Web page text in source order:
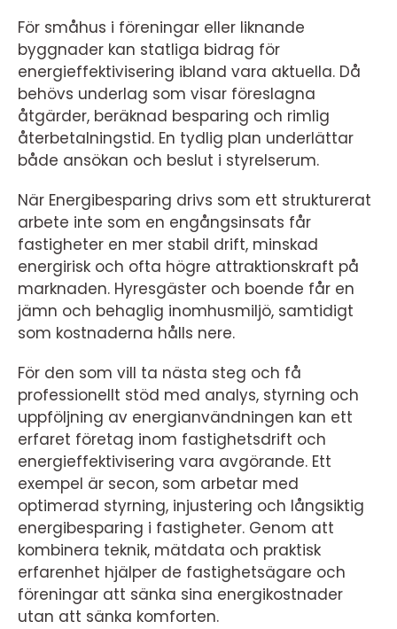
För småhus i föreningar eller liknande
byggnader kan statliga bidrag för
energieffektivisering ibland vara aktuella. Då
behövs underlag som visar föreslagna
åtgärder, beräknad besparing och rimlig
återbetalningstid. En tydlig plan underlättar
både ansökan och beslut i styrelserum.
När Energibesparing drivs som ett strukturerat
arbete inte som en engångsinsats får
fastigheter en mer stabil drift, minskad
energirisk och ofta högre attraktionskraft på
marknaden. Hyresgäster och boende får en
jämn och behaglig inomhusmiljö, samtidigt
som kostnaderna hålls nere.
För den som vill ta nästa steg och få
professionellt stöd med analys, styrning och
uppföljning av energianvändningen kan ett
erfaret företag inom fastighetsdrift och
energieffektivisering vara avgörande. Ett
exempel är secon, som arbetar med
optimerad styrning, injustering och långsiktig
energibesparing i fastigheter. Genom att
kombinera teknik, mätdata och praktisk
erfarenhet hjälper de fastighetsägare och
föreningar att sänka sina energikostnader
utan att sänka komforten.